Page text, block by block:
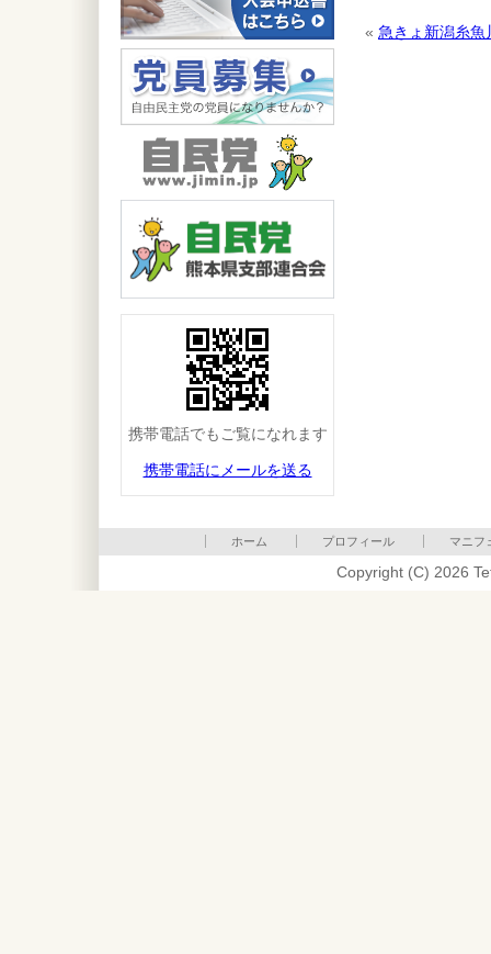
携帯電話でもご覧になれます
携帯電話にメールを送る
« 急きょ新潟糸魚
ホーム プロフィール マニフ
Copyright (C) 2026